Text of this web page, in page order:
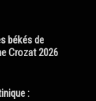
békés de
Crozat 2026
: